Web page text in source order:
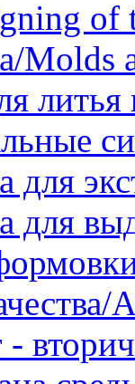
of
Molds
литья
для